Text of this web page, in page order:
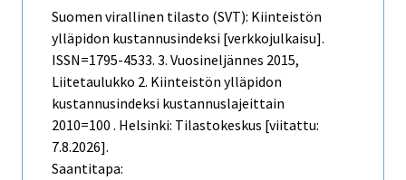
Suomen virallinen tilasto (SVT): Kiinteistön
ylläpidon kustannusindeksi [verkkojulkaisu].
ISSN=1795-4533. 3. Vuosineljännes 2015,
Liitetaulukko 2. Kiinteistön ylläpidon
kustannusindeksi kustannuslajeittain
2010=100 . Helsinki: Tilastokeskus [viitattu:
7.8.2026].
Saantitapa: